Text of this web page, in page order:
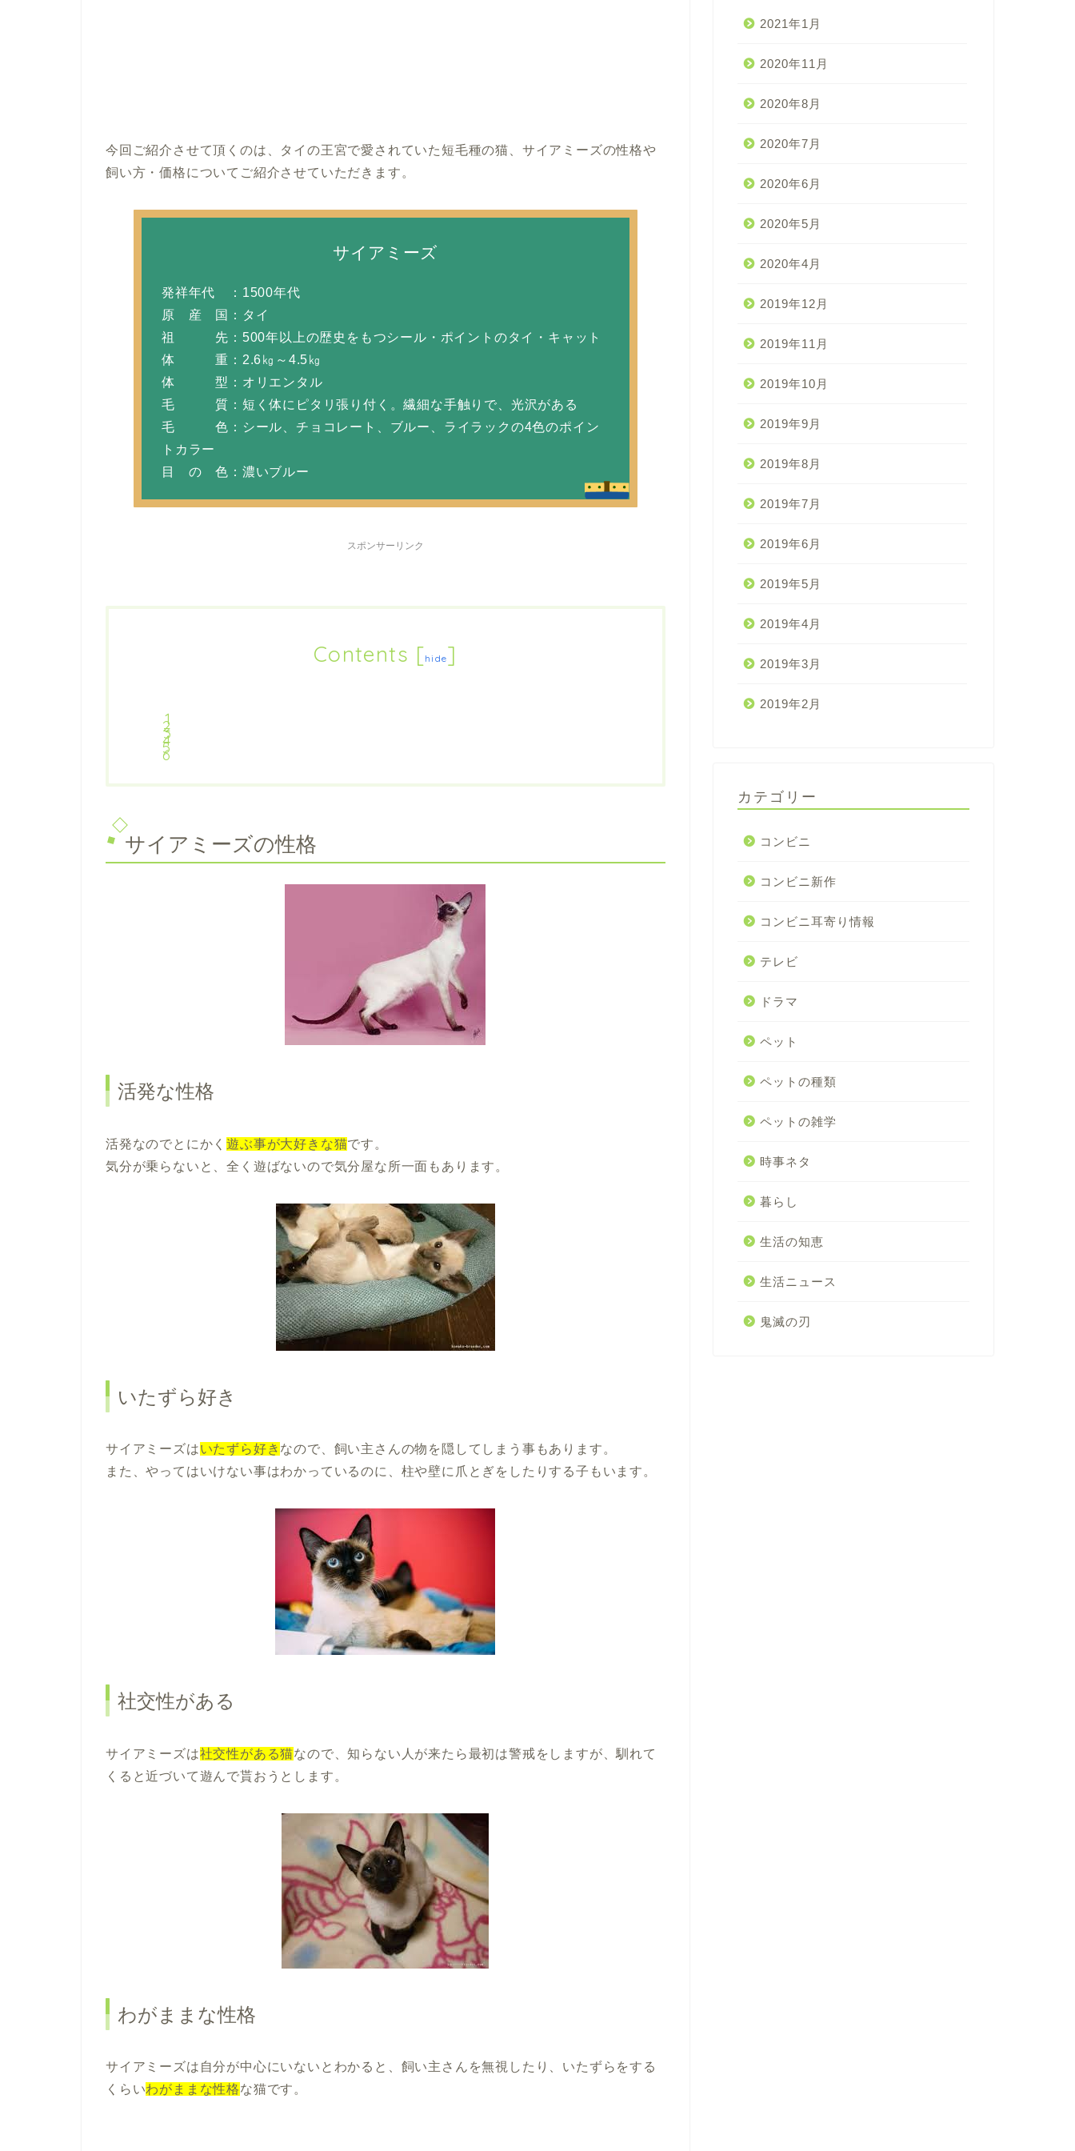
今回ご紹介させて頂くのは、タイの王宮で愛されていた短毛種の猫、サイアミーズの性格や
飼い方・価格についてご紹介させていただきます。
サイアミーズ
発祥年代 ：1500年代
原 産 国：タイ
祖 先：500年以上の歴史をもつシール・ポイントのタイ・キャット
体 重：2.6㎏～4.5㎏
体 型：オリエンタル
毛 質：短く体にピタリ張り付く。繊細な手触りで、光沢がある
毛 色：シール、チョコレート、ブルー、ライラックの4色のポイン
トカラー
目 の 色：濃いブルー
スポンサーリンク
Contents [hide]
サイアミーズの性格
活発な性格
活発なのでとにかく遊ぶ事が大好きな猫です。
気分が乗らないと、全く遊ばないので気分屋な所一面もあります。
いたずら好き
サイアミーズはいたずら好き なので、飼い主さんの物を隠してしまう事もあります。
また、やってはいけない事はわかっているのに、柱や壁に爪とぎをしたりする子もいます。
社交性がある
サイアミーズは社交性がある猫なので、知らない人が来たら最初は警戒をしますが、馴れて
くると近づいて遊んで貰おうとします。
わがままな性格
サイアミーズは自分が中心にいないとわかると、飼い主さんを無視したり、いたずらをする
くらいわがままな性格な猫です。
2021年1月
2020年11月
2020年8月
2020年7月
2020年6月
2020年5月
2020年4月
2019年12月
2019年11月
2019年10月
2019年9月
2019年8月
2019年7月
2019年6月
2019年5月
2019年4月
2019年3月
2019年2月
カテゴリー
コンビニ
コンビニ新作
コンビニ耳寄り情報
テレビ
ドラマ
ペット
ペットの種類
ペットの雑学
時事ネタ
暮らし
生活の知恵
生活ニュース
鬼滅の刃